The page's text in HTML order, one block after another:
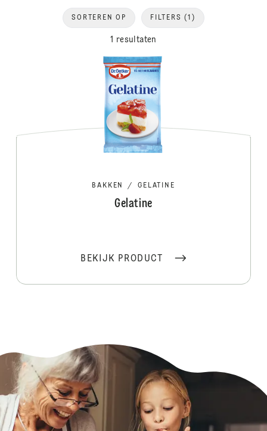
1 resultaten
SORTEREN OP FILTERS (1)
BAKKEN / GELATINE
Gelatine
BEKIJK PRODUCT